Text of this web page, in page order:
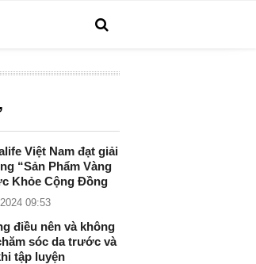
Việt Nam đạt giải
“Sản Phẩm Vàng
Khỏe Cộng Đồng
09:53
điều nên và không
sóc da trước và
tập luyện